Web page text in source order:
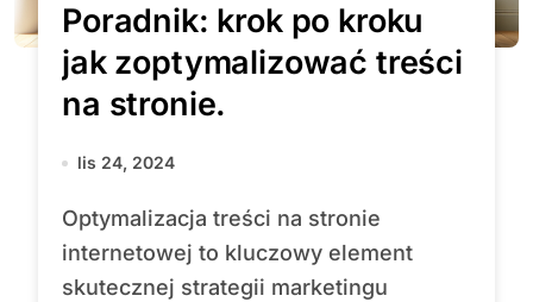
Poradnik: krok po kroku
jak zoptymalizować treści
na stronie.
lis 24, 2024
Optymalizacja treści na stronie
internetowej to kluczowy element
skutecznej strategii marketingu